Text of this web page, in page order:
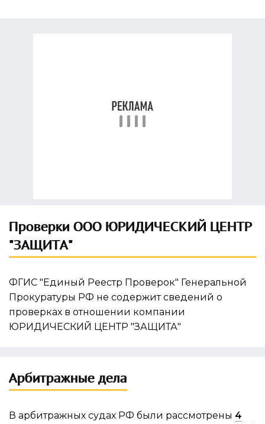
Проверки ООО ЮРИДИЧЕСКИЙ ЦЕНТР
"ЗАЩИТА"
ФГИС "Единый Реестр Проверок" Генеральной
Прокуратуры РФ не содержит сведений о
проверках в отношении компании
ЮРИДИЧЕСКИЙ ЦЕНТР "ЗАЩИТА"
Арбитражные дела
В арбитражных судах РФ были рассмотрены 4